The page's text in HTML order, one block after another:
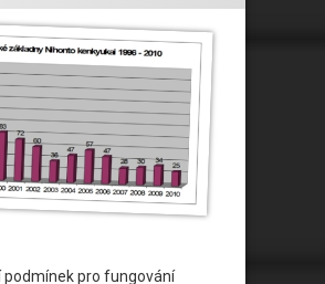
podmínek pro fungování